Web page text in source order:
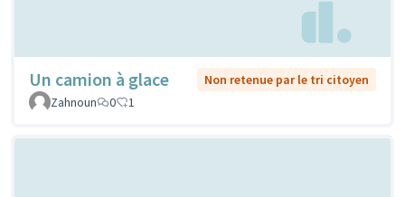
Un camion à glace
Non retenue par le tri citoyen
Zahnoun
0 1